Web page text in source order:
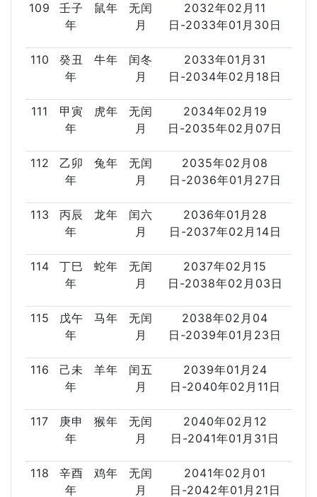
109
壬子
年
鼠年
无闰
月
2032年02月11
日-2033年01月30日
110
癸丑
年
牛年
闰冬
月
2033年01月31
日-2034年02月18日
111
甲寅
年
虎年
无闰
月
2034年02月19
日-2035年02月07日
112
乙卯
年
兔年
无闰
月
2035年02月08
日-2036年01月27日
113
丙辰
年
龙年
闰六
月
2036年01月28
日-2037年02月14日
114
丁巳
年
蛇年
无闰
月
2037年02月15
日-2038年02月03日
115
戊午
年
马年
无闰
月
2038年02月04
日-2039年01月23日
116
己未
年
羊年
闰五
月
2039年01月24
日-2040年02月11日
117
庚申
年
猴年
无闰
月
2040年02月12
日-2041年01月31日
118
辛酉
年
鸡年
无闰
月
2041年02月01
日-2042年01月21日